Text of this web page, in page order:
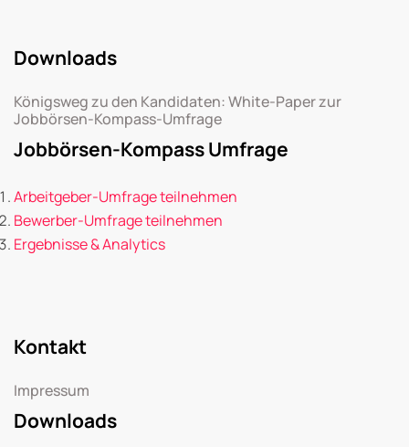
Downloads
Königsweg zu den Kandidaten: White-Paper zur
Jobbörsen-Kompass-Umfrage
Jobbörsen-Kompass Umfrage
Arbeitgeber-Umfrage teilnehmen
Bewerber-Umfrage teilnehmen
Ergebnisse & Analytics
Kontakt
Impressum
Downloads